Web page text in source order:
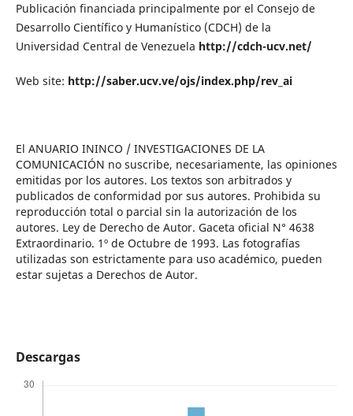
Publicación financiada principalmente por el Consejo de
Desarrollo Científico y Humanístico (CDCH) de la
Universidad Central de Venezuela http://cdch-ucv.net/
Web site: http://saber.ucv.ve/ojs/index.php/rev_ai
El ANUARIO ININCO / INVESTIGACIONES DE LA
COMUNICACIÓN no suscribe, necesariamente, las opiniones
emitidas por los autores. Los textos son arbitrados y
publicados de conformidad por sus autores. Prohibida su
reproducción total o parcial sin la autorización de los
autores. Ley de Derecho de Autor. Gaceta oficial N° 4638
Extraordinario. 1º de Octubre de 1993. Las fotografías
utilizadas son estrictamente para uso académico, pueden
estar sujetas a Derechos de Autor.
Descargas